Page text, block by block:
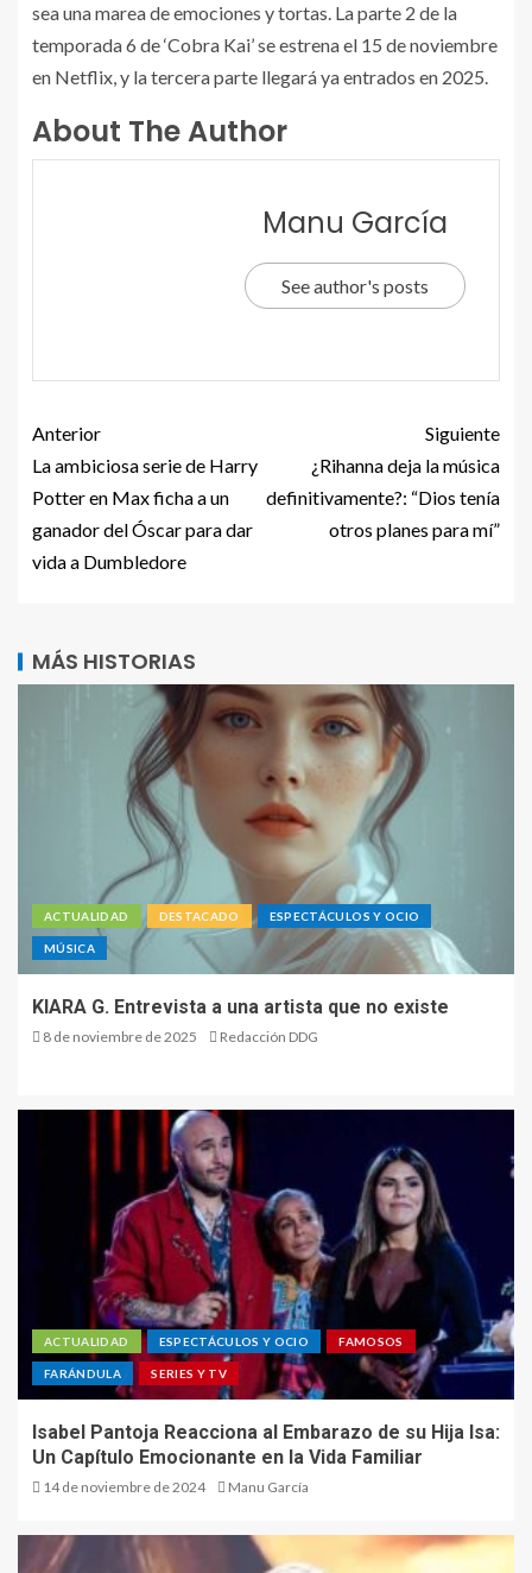
sea una marea de emociones y tortas. La parte 2 de la
temporada 6 de ‘Cobra Kai’ se estrena el 15 de noviembre
en Netflix, y la tercera parte llegará ya entrados en 2025.
About The Author
Manu García
See author's posts
Anterior
La ambiciosa serie de Harry
Potter en Max ficha a un
ganador del Óscar para dar
vida a Dumbledore
Siguiente
¿Rihanna deja la música
definitivamente?: “Dios tenía
otros planes para mí”
MÁS HISTORIAS
ACTUALIDAD DESTACADO ESPECTÁCULOS Y OCIO
MÚSICA
KIARA G. Entrevista a una artista que no existe
8 de noviembre de 2025 Redacción DDG
ACTUALIDAD ESPECTÁCULOS Y OCIO FAMOSOS
FARÁNDULA SERIES Y TV
Isabel Pantoja Reacciona al Embarazo de su Hija Isa:
Un Capítulo Emocionante en la Vida Familiar
14 de noviembre de 2024 Manu García